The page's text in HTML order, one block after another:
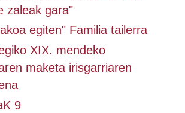
zaleak gara"
egiten" Familia tailerra
XIX. mendeko
maketa irisgarriaren
9